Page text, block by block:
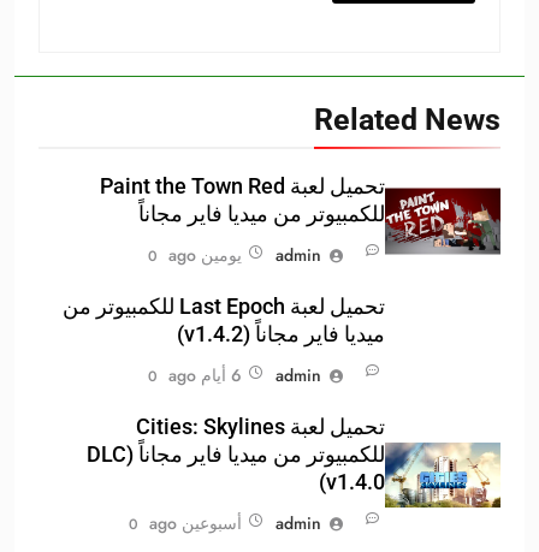
Related News
تحميل لعبة Paint the Town Red
للكمبيوتر من ميديا فاير مجاناً
admin
يومين ago 0
تحميل لعبة Last Epoch للكمبيوتر من
ميديا فاير مجاناً (v1.4.2)
admin
6 أيام ago 0
تحميل لعبة Cities: Skylines
للكمبيوتر من ميديا فاير مجاناً (DLC
v1.4.0)
admin
أسبوعين ago 0